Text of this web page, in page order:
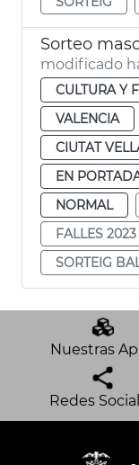
Sorteo
modificado
CULTURA Y
VALENCIA
CIUTAT
EN
NORMAL
FALLES 2023
SORTEIG
Nuestras
Redes